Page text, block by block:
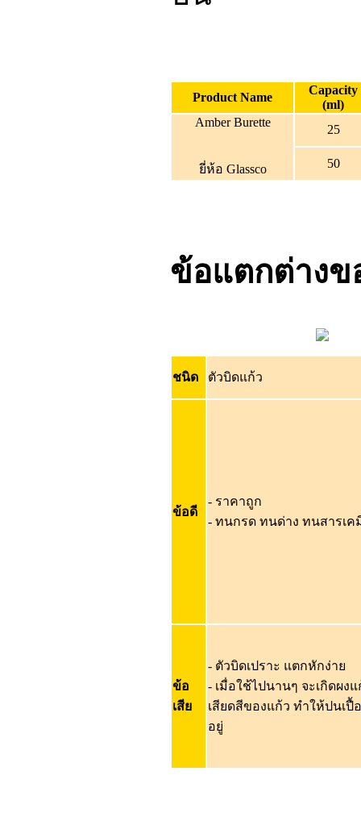
Product Name
Capacity
(ml)
Amber Burette
ยี่ห้อ Glassco
25
50
ข้อแตกต่าง
ชนิด ตัวบิดแก้ว
ข้อดี
- ราคาถูก
- ทนกรด ทนด่าง ทนสารเค
ข้อ
เสีย
- ตัวบิดเปราะ แตกหักง่าย
- เมื่อใช้ไปนานๆ จะเกิดผง
เสียดสีของแก้ว ทำให้ปนเปื้
อยู่